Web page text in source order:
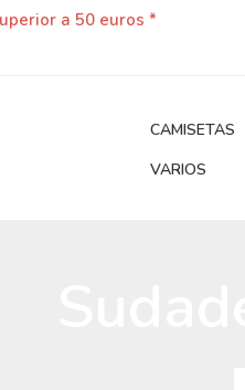
a 50 euros *
CAMISETAS
VARIOS